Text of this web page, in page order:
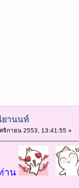
ยานนท์
กายน 2553, 13:41:55 »
าน